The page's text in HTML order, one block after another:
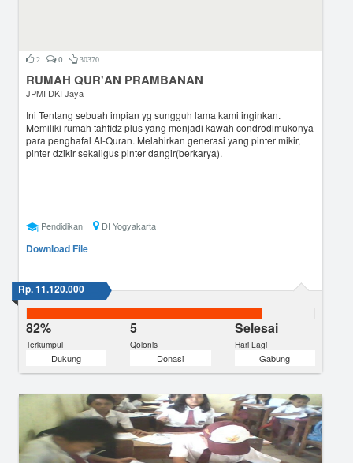
2 0 30370
RUMAH QUR'AN PRAMBANAN
JPMI DKI Jaya
Ini Tentang sebuah impian yg sungguh lama kami inginkan.
Memiliki rumah tahfidz plus yang menjadi kawah condrodimukonya
para penghafal Al-Quran. Melahirkan generasi yang pinter mikir,
pinter dzikir sekaligus pinter dangir(berkarya).
Pendidikan DI Yogyakarta
Download File
Rp. 11.120.000
82%
Terkumpul
5
Qolonis
Selesai
Hari Lagi
Dukung Donasi Gabung